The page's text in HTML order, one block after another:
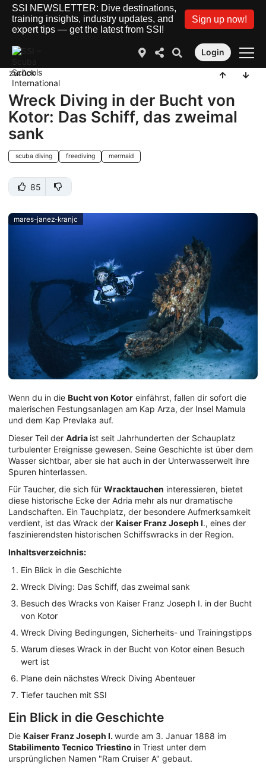
SSI NEWSLETTER: Dive destinations,
training insights, industry updates, and
expert tips — get the latest from SSI!
Sign up now!
Login
zurück
Wreck Diving in der Bucht von
Kotor: Das Schiff, das zweimal
sank
scuba diving freediving mermaid
85
mares-janez-kranjc
Wenn du in die Bucht von Kotor einfährst, fallen dir sofort die
malerischen Festungsanlagen am Kap Arza, der Insel Mamula
und dem Kap Prevlaka auf.
Dieser Teil der Adria ist seit Jahrhunderten der Schauplatz
turbulenter Ereignisse gewesen. Seine Geschichte ist über dem
Wasser sichtbar, aber sie hat auch in der Unterwasserwelt ihre
Spuren hinterlassen.
Für Taucher, die sich für Wracktauchen interessieren, bietet
diese historische Ecke der Adria mehr als nur dramatische
Landschaften. Ein Tauchplatz, der besondere Aufmerksamkeit
verdient, ist das Wrack der Kaiser Franz Joseph I., eines der
faszinierendsten historischen Schiffswracks in der Region.
Inhaltsverzeichnis:
Ein Blick in die Geschichte
Wreck Diving: Das Schiff, das zweimal sank
Besuch des Wracks von Kaiser Franz Joseph I. in der Bucht
von Kotor
Wreck Diving Bedingungen, Sicherheits- und Trainingstipps
Warum dieses Wrack in der Bucht von Kotor einen Besuch
wert ist
Plane dein nächstes Wreck Diving Abenteuer
Tiefer tauchen mit SSI
Ein Blick in die Geschichte
Die Kaiser Franz Joseph I. wurde am 3. Januar 1888 im
Stabilimento Tecnico Triestino in Triest unter dem
ursprünglichen Namen "Ram Cruiser A" gebaut.